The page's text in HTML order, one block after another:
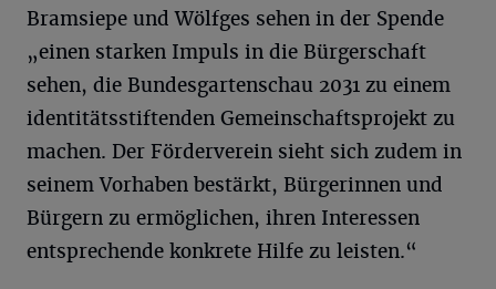
Bramsiepe und Wölfges sehen in der Spende
„einen starken Impuls in die Bürgerschaft
sehen, die Bundesgartenschau 2031 zu einem
identitätsstiftenden Gemeinschaftsprojekt zu
machen. Der Förderverein sieht sich zudem in
seinem Vorhaben bestärkt, Bürgerinnen und
Bürgern zu ermöglichen, ihren Interessen
entsprechende konkrete Hilfe zu leisten.“